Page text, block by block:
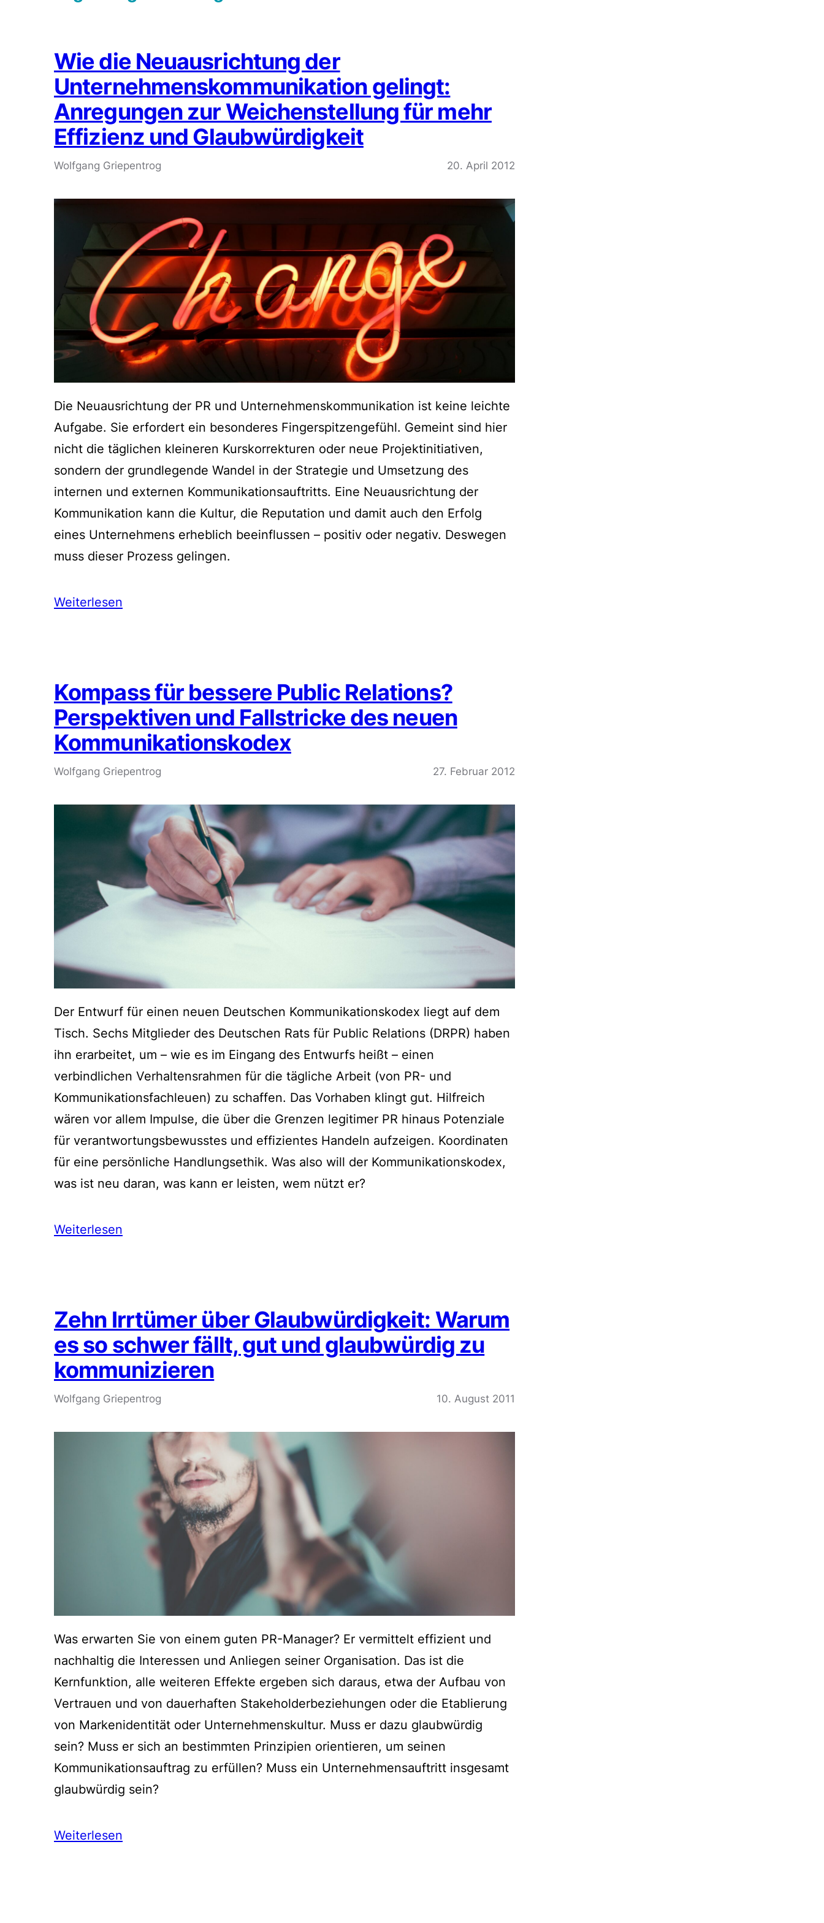
Wie die Neuausrichtung der
Unternehmenskommunikation gelingt:
Anregungen zur Weichenstellung für mehr
Effizienz und Glaubwürdigkeit
Wolfgang Griepentrog 20. April 2012
Die Neuausrichtung der PR und Unternehmenskommunikation ist keine leichte
Aufgabe. Sie erfordert ein besonderes Fingerspitzengefühl. Gemeint sind hier
nicht die täglichen kleineren Kurskorrekturen oder neue Projektinitiativen,
sondern der grundlegende Wandel in der Strategie und Umsetzung des
internen und externen Kommunikationsauftritts. Eine Neuausrichtung der
Kommunikation kann die Kultur, die Reputation und damit auch den Erfolg
eines Unternehmens erheblich beeinflussen – positiv oder negativ. Deswegen
muss dieser Prozess gelingen.
Weiterlesen
Kompass für bessere Public Relations?
Perspektiven und Fallstricke des neuen
Kommunikationskodex
Wolfgang Griepentrog 27. Februar 2012
Der Entwurf für einen neuen Deutschen Kommunikationskodex liegt auf dem
Tisch. Sechs Mitglieder des Deutschen Rats für Public Relations (DRPR) haben
ihn erarbeitet, um – wie es im Eingang des Entwurfs heißt – einen
verbindlichen Verhaltensrahmen für die tägliche Arbeit (von PR- und
Kommunikationsfachleuen) zu schaffen. Das Vorhaben klingt gut. Hilfreich
wären vor allem Impulse, die über die Grenzen legitimer PR hinaus Potenziale
für verantwortungsbewusstes und effizientes Handeln aufzeigen. Koordinaten
für eine persönliche Handlungsethik. Was also will der Kommunikationskodex,
was ist neu daran, was kann er leisten, wem nützt er?
Weiterlesen
Zehn Irrtümer über Glaubwürdigkeit: Warum
es so schwer fällt, gut und glaubwürdig zu
kommunizieren
Wolfgang Griepentrog 10. August 2011
Was erwarten Sie von einem guten PR-Manager? Er vermittelt effizient und
nachhaltig die Interessen und Anliegen seiner Organisation. Das ist die
Kernfunktion, alle weiteren Effekte ergeben sich daraus, etwa der Aufbau von
Vertrauen und von dauerhaften Stakeholderbeziehungen oder die Etablierung
von Markenidentität oder Unternehmenskultur. Muss er dazu glaubwürdig
sein? Muss er sich an bestimmten Prinzipien orientieren, um seinen
Kommunikationsauftrag zu erfüllen? Muss ein Unternehmensauftritt insgesamt
glaubwürdig sein?
Weiterlesen